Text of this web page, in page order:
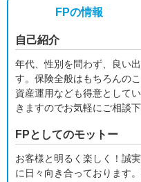
FPの情報
自己紹介
年代、性別を問わず、良い
す。保険全般はもちろんの
資産運用なども得意として
きますのでお気軽にご相談下
FPとしてのモットー
お客様と明るく楽しく！誠
に日々向き合っております